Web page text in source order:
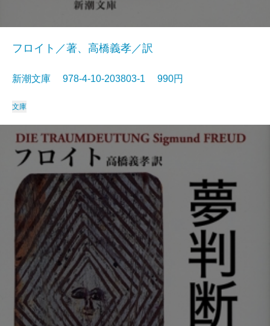
フロイト／著、高橋義孝／訳
新潮文庫 978-4-10-203803-1 990円
文庫